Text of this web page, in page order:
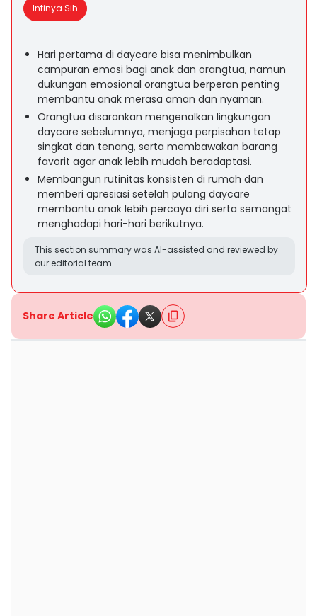
Intinya Sih
Hari pertama di daycare bisa menimbulkan
campuran emosi bagi anak dan orangtua, namun
dukungan emosional orangtua berperan penting
membantu anak merasa aman dan nyaman.
Orangtua disarankan mengenalkan lingkungan
daycare sebelumnya, menjaga perpisahan tetap
singkat dan tenang, serta membawakan barang
favorit agar anak lebih mudah beradaptasi.
Membangun rutinitas konsisten di rumah dan
memberi apresiasi setelah pulang daycare
membantu anak lebih percaya diri serta semangat
menghadapi hari-hari berikutnya.
This section summary was AI-assisted and reviewed by
our editorial team.
Share Article